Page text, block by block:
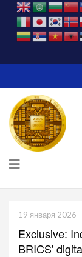
19 января 2026
Exclusive:
BRICS'